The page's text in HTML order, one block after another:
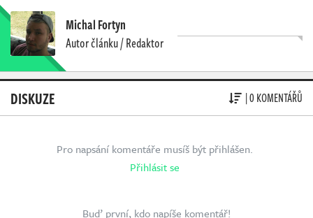
Michal Fortyn
Autor článku / Redaktor
DISKUZE | 0 KOMENTÁŘŮ
Pro napsání komentáře musíš být přihlášen.
Přihlásit se
Buď první, kdo napíše komentář!